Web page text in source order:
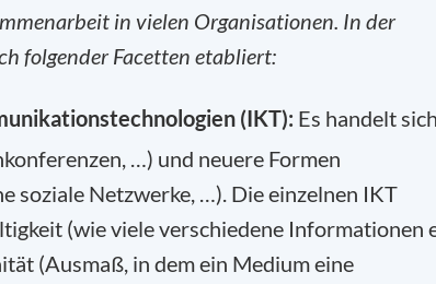
in vielen Organisationen. In der
folgender Facetten etabliert:
(IKT): Es handelt
…) und neuere Formen
Netzwerke, …). Die einzelnen IKT
(wie viele verschiedene Informationen
(Ausmaß, in dem ein Medium eine